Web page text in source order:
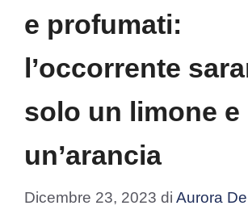
e profumati:
l’occorrente
solo un limone e
un’arancia
Dicembre 23, 2023 di Aurora